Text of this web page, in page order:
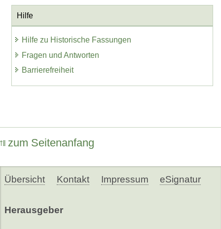
Hilfe
Hilfe zu Historische Fassungen
Fragen und Antworten
Barrierefreiheit
zum Seitenanfang
Übersicht Kontakt Impressum eSignatur
Herausgeber